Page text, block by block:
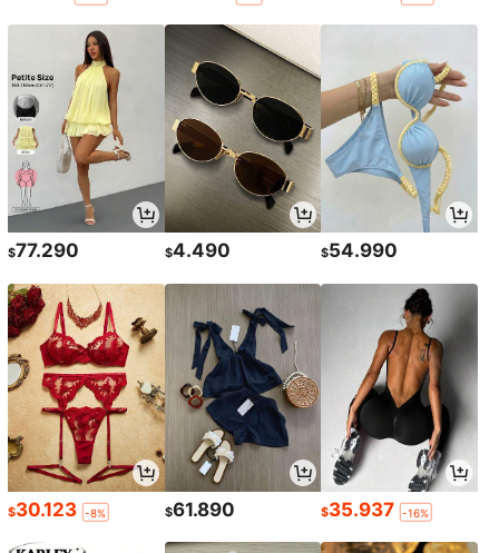
$77.290 $4.490 $54.990
$30.123 -8% $61.890 $35.937 -16%